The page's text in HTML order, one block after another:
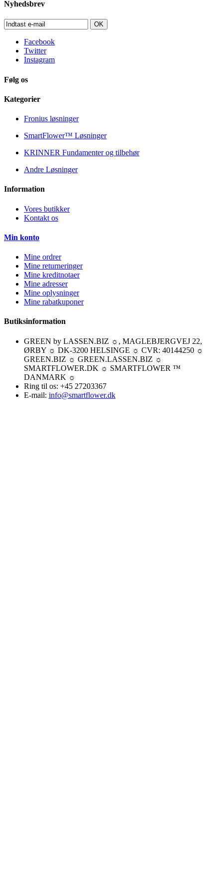
Nyhedsbrev
OK
Facebook
Twitter
Instagram
Følg os
Kategorier
Fronius løsninger
SmartFlower™ Løsninger
KRINNER Fundamenter og tilbehør
Andre Løsninger
Information
Vores butikker
Kontakt os
Min konto
Mine ordrer
Mine returneringer
Mine kreditnotaer
Mine adresser
Mine oplysninger
Mine rabatkuponer
Butiksinformation
GREEN by LASSEN.BIZ ☼, MAGLEBJERGVEJ 22,
ØRBY ☼ DK-3200 HELSINGE ☼ CVR: 40144250 ☼
GREEN.BIZ ☼ GREEN.LASSEN.BIZ ☼
SMARTFLOWER.DK ☼ SMARTFLOWER ™
DANMARK ☼
Ring til os: +45 27203367
E-mail: info@smartflower.dk